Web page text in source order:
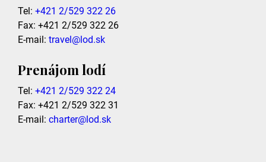
Tel: +421 2/529 322 26
Fax: +421 2/529 322 26
E-mail: travel@lod.sk
Prenájom lodí
Tel: +421 2/529 322 24
Fax: +421 2/529 322 31
E-mail: charter@lod.sk